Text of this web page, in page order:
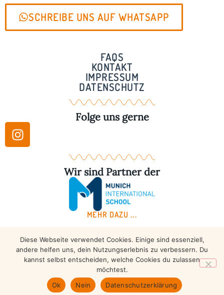
SCHREIBE UNS AUF WHATSAPP
FAQS
KONTAKT
IMPRESSUM
DATENSCHUTZ
Folge uns gerne
Wir sind Partner der
MEHR DAZU ...
Copyright © 2026 – Taekwondo Ammersee | All rights
reserved.
Diese Webseite verwendet Cookies. Einige sind essenziell,
andere helfen uns, dein Nutzungserlebnis zu verbessern. Du
kannst selbst entscheiden, welche Cookies du zulassen
möchtest.
Ok
Nein Datenschutzerklärung